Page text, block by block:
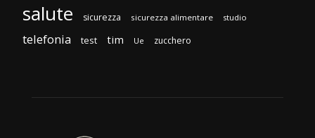
salute sicurezza sicurezza alimentare studio
telefonia test tim Ue zucchero